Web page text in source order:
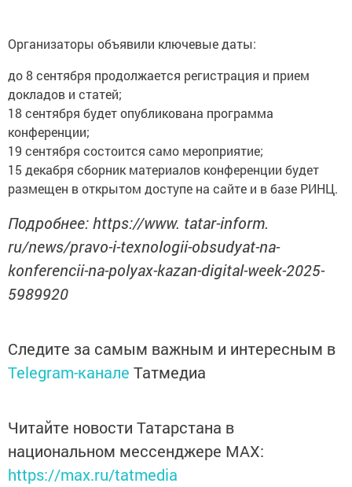
Организаторы объявили ключевые даты:
до 8 сентября продолжается регистрация и прием
докладов и статей;
18 сентября будет опубликована программа
конференции;
19 сентября состоится само мероприятие;
15 декабря сборник материалов конференции будет
размещен в открытом доступе на сайте и в базе РИНЦ.
Подробнее: https://www. tatar-inform.
ru/news/pravo-i-texnologii-obsudyat-na-
konferencii-na-polyax-kazan-digital-week-2025-
5989920
Следите за самым важным и интересным в
Telegram-канале Татмедиа
Читайте новости Татарстана в
национальном мессенджере MАХ:
https://max.ru/tatmedia